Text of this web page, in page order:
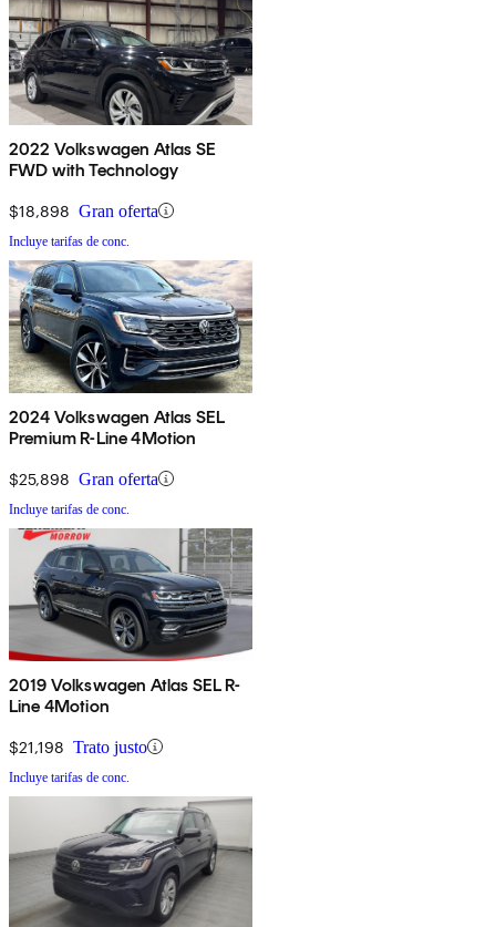
2022 Volkswagen Atlas SE
FWD with Technology
$18,898 Gran oferta
Incluye tarifas de conc.
2024 Volkswagen Atlas SEL
Premium R-Line 4Motion
$25,898 Gran oferta
Incluye tarifas de conc.
2019 Volkswagen Atlas SEL R-
Line 4Motion
$21,198 Trato justo
Incluye tarifas de conc.